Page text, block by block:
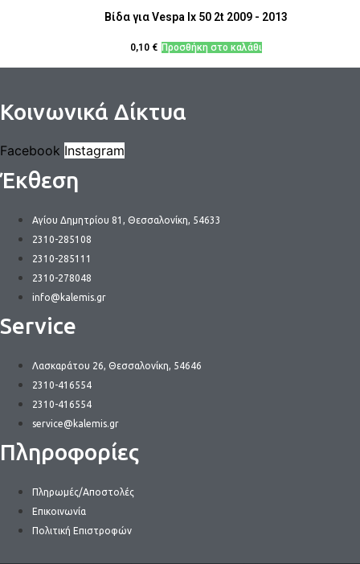
Βίδα για Vespa lx 50 2t 2009 - 2013
0,10 € Προσθήκη στο καλάθι
Κοινωνικά Δίκτυα
Facebook Instagram
Έκθεση
Αγίου Δημητρίου 81, Θεσσαλονίκη, 54633
2310-285108
2310-285111
2310-278048
info@kalemis.gr
Service
Λασκαράτου 26, Θεσσαλονίκη, 54646
2310-416554
2310-416554
service@kalemis.gr
Πληροφορίες
Πληρωμές/Αποστολές
Επικοινωνία
Πολιτική Επιστροφών